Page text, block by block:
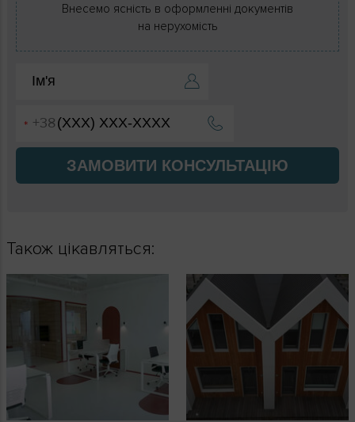
Внесемо ясність в оформленні документів
на нерухомість
ЗАМОВИТИ КОНСУЛЬТАЦІЮ
Також цікавляться: